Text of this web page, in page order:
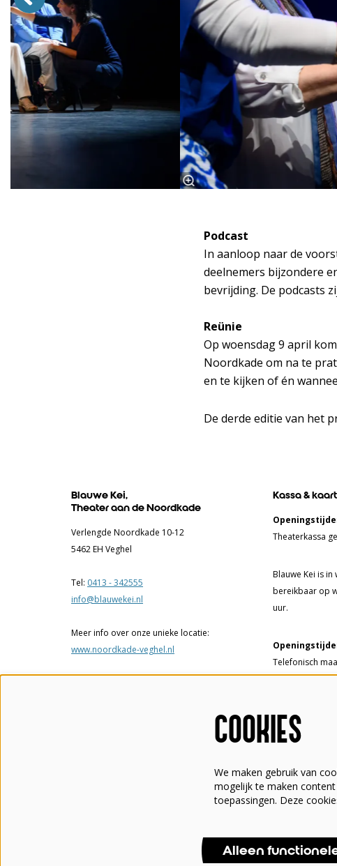
Podcast
In aanloop naar de
deelnemers bijzondere
bevrijding. De podcasts
Reünie
Op woensdag 9 april
Noordkade om na te
en te kijken of én
De derde editie van het
Blauwe Kei,
Theater aan de Noordkade
Verlengde Noordkade 10-12
5462 EH Veghel
Tel: 0413 - 342555
info@blauwekei.nl
Meer info over onze unieke locatie:
www.noordkade-veghel.nl
Kassa &
Theaterkassa
Blauwe Kei is in
bereikbaar op
uur.
Telefonisch
17.00 uur.
Theaterkassa
tot 17.00 uur
een voorstelling
Tel:0413 -
COOKIES
We maken gebruik van
mogelijk te maken content
toepassingen. Deze
Alleen